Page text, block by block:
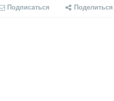
Подписаться Поделиться